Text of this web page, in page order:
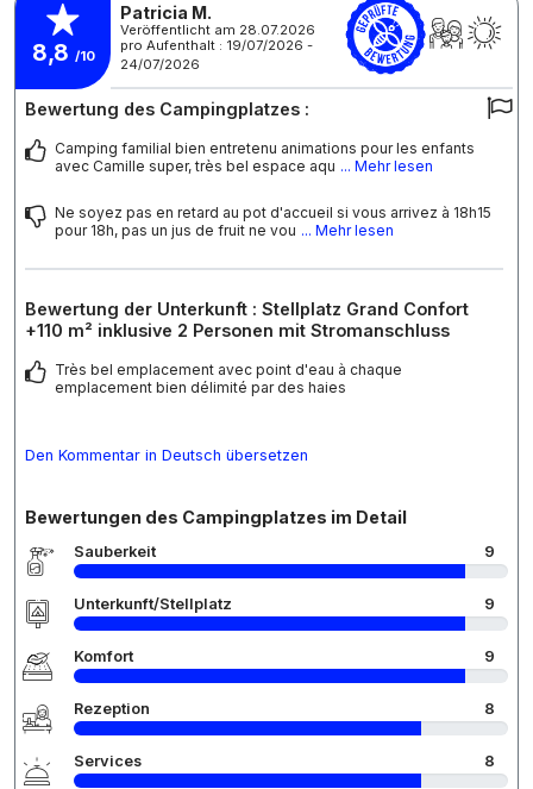
8,8 /10
Patricia M.
Veröffentlicht am 28.07.2026
pro Aufenthalt : 19/07/2026 -
24/07/2026
Bewertung des Campingplatzes :
Camping familial bien entretenu animations pour les enfants
avec Camille super, très bel espace aqu ... Mehr lesen
Ne soyez pas en retard au pot d'accueil si vous arrivez à 18h15
pour 18h, pas un jus de fruit ne vou ... Mehr lesen
Bewertung der Unterkunft : Stellplatz Grand Confort
+110 m² inklusive 2 Personen mit Stromanschluss
Très bel emplacement avec point d'eau à chaque
emplacement bien délimité par des haies
Den Kommentar in Deutsch übersetzen
Bewertungen des Campingplatzes im Detail
Sauberkeit 9
Unterkunft/Stellplatz 9
Komfort 9
Rezeption 8
Services 8